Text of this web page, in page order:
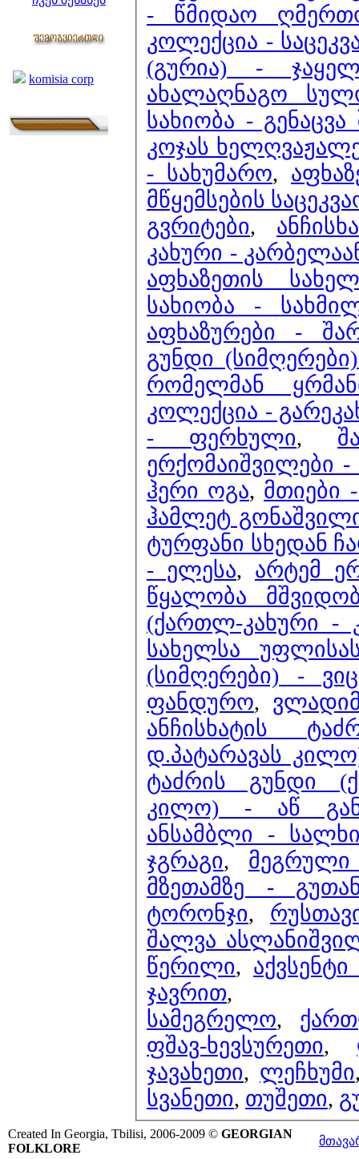
komisia corp
- წმიდაო
კოლექცია -
(გურია) -
ახალაღნაგო
სახიობა -
კოჯას
- სახუმარო,
მწყემსების
გვრიტები,
კახური -
აფხაზეთის
სახიობა -
აფხაზურები -
გუნდი
რომელმან
კოლექცია -
- ფერხული,
ერქომაიშვილები -
ჰერი ოგა, მთიები
ჰამლეტ
ტურფანი სხედან
- ელესა, არტემ
წყალობა
(ქართლ-კახური -
სახელსა
(სიმღერები) -
ფანდურო,
ანჩისხატის
დ.პატარავას
ტაძრის გუნდი
კილო) - აწ
ანსამბლი -
ჯგრაგი,
მზეთამზე -
ტორონჯი,
შალვა
წერილი,
ჯავრით,
სამეგრელო,
ფშავ-ხევსურეთი,
ჯავახეთი, ლეჩხუმი
სვანეთი, თუშეთი,
Created In Georgia, Tbilisi, 2006-2009 © GEORGIAN
FOLKLORE